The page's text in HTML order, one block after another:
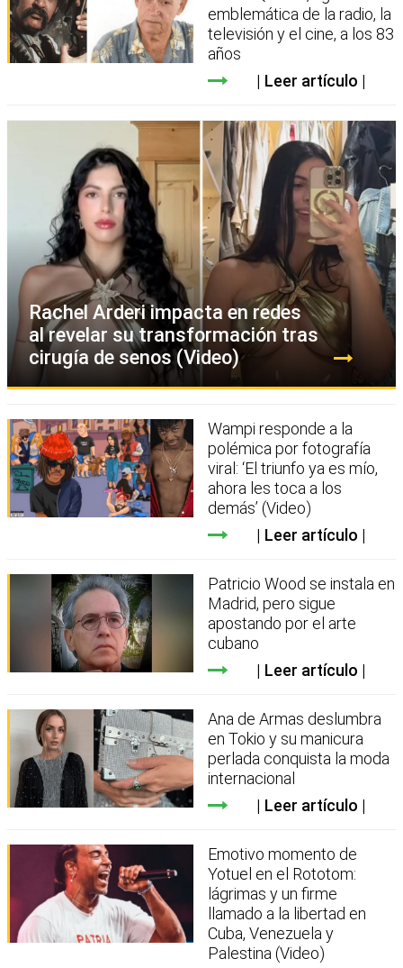
emblemática de la radio, la
televisión y el cine, a los 83
años
Leer artículo
Rachel Arderi impacta en redes
al revelar su transformación tras
cirugía de senos (Video)
Wampi responde a la
polémica por fotografía
viral: ‘El triunfo ya es mío,
ahora les toca a los
demás’ (Video)
Leer artículo
Patricio Wood se instala en
Madrid, pero sigue
apostando por el arte
cubano
Leer artículo
Ana de Armas deslumbra
en Tokio y su manicura
perlada conquista la moda
internacional
Leer artículo
Emotivo momento de
Yotuel en el Rototom:
lágrimas y un firme
llamado a la libertad en
Cuba, Venezuela y
Palestina (Video)